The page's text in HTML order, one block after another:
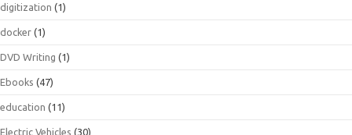
digitization (1)
docker (1)
DVD Writing (1)
Ebooks (47)
education (11)
Electric Vehicles (30)